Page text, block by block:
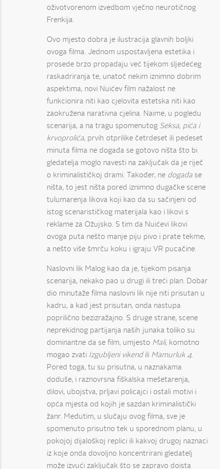
oživotvorenom izvedbom vječno neurotičnog
Frenkija.
Ovo mjesto dobra je ilustracija glavnih boljki
ovoga filma. Jednom uspostavljena estetika i
prosede brzo propadaju već tijekom sljedećeg
raskadriranja te, unatoč nekim iznimno dobrim
aspektima, novi Nuićev film nažalost ne
funkcionira niti kao cjelovita estetska niti kao
zaokružena narativna cjelina. Naime, u pogledu
scenarija, a na tragu spomenutog Seksa, pića i
krvoprolića, prvih otprilike četrdeset ili pedeset
minuta filma ne događa se gotovo ništa što bi
gledatelja moglo navesti na zaključak da je riječ
o kriminalističkoj drami. Također, ne događa se
ništa, to jest ništa pored iznimno dugačke scene
tulumarenja likova koji kao da su sačinjeni od
istog scenarističkog materijala kao i likovi s
reklame za Ožujsko. S tim da Nuićevi likovi
ovoga puta nešto manje piju pivo i prate tekme,
a nešto više šmrču koku i igraju VR pucačine.
Naslovni lik Malog kao da je, tijekom pisanja
scenarija, nekako pao u drugi ili treći plan. Dobar
dio minutaže filma naslovni lik nije niti prisutan u
kadru, a kad jest prisutan, onda nastupa
poprilično bezizražajno. S druge strane, scene
neprekidnog partijanja naših junaka toliko su
dominantne da se film, umjesto Mali, komotno
mogao zvati Izgubljeni vikendili Mamurluk 4.
Pored toga, tu su prisutna, u naznakama
doduše, i raznovrsna fiškalska mešetarenja,
dilovi, ubojstva, prljavi policajci i ostali motivi i
opća mjesta od kojih je sazdan kriminalistički
žanr. Međutim, u slučaju ovog filma, sve je
spomenuto prisutno tek u sporednom planu, u
pokojoj dijaloškoj replici ili kakvoj drugoj naznaci
iz koje onda dovoljno koncentrirani gledatelj
može izvući zaključak što se zapravo doista